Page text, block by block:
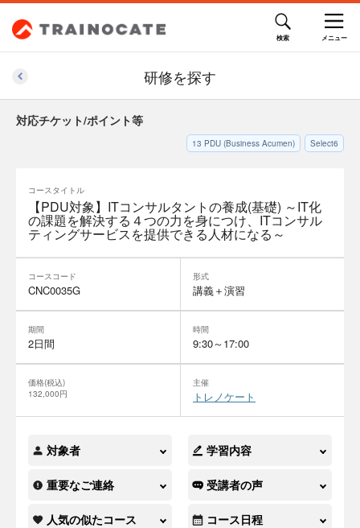
研修を探す
対応チケット/ポイント等
Select6
13 PDU (Business Acumen)
コースタイトル
【PDU対象】ITコンサルタントの養成(基礎) ～IT化
の課題を解決する４つの力を身につけ、ITコンサル
ティングサービスを提供できる人材になる～
コースコード
CNC0035G
形式
講義＋演習
期間
2日間
時間
9:30～17:00
価格(税込)
132,000円
主催
トレノケート
対象者 学習内容
重要なご連絡 受講者の声
人気の似たコース コース日程